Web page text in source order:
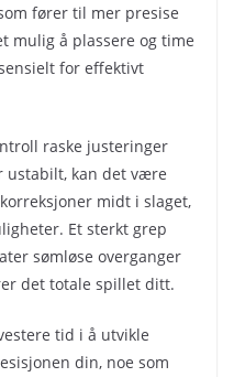
fører til mer presise
mulig å plassere og time
for effektivt
raske justeringer
ustabilt, kan det være
midt i slaget,
Et sterkt grep
sømløse overganger
det totale spillet ditt.
tid i å utvikle
din, noe som